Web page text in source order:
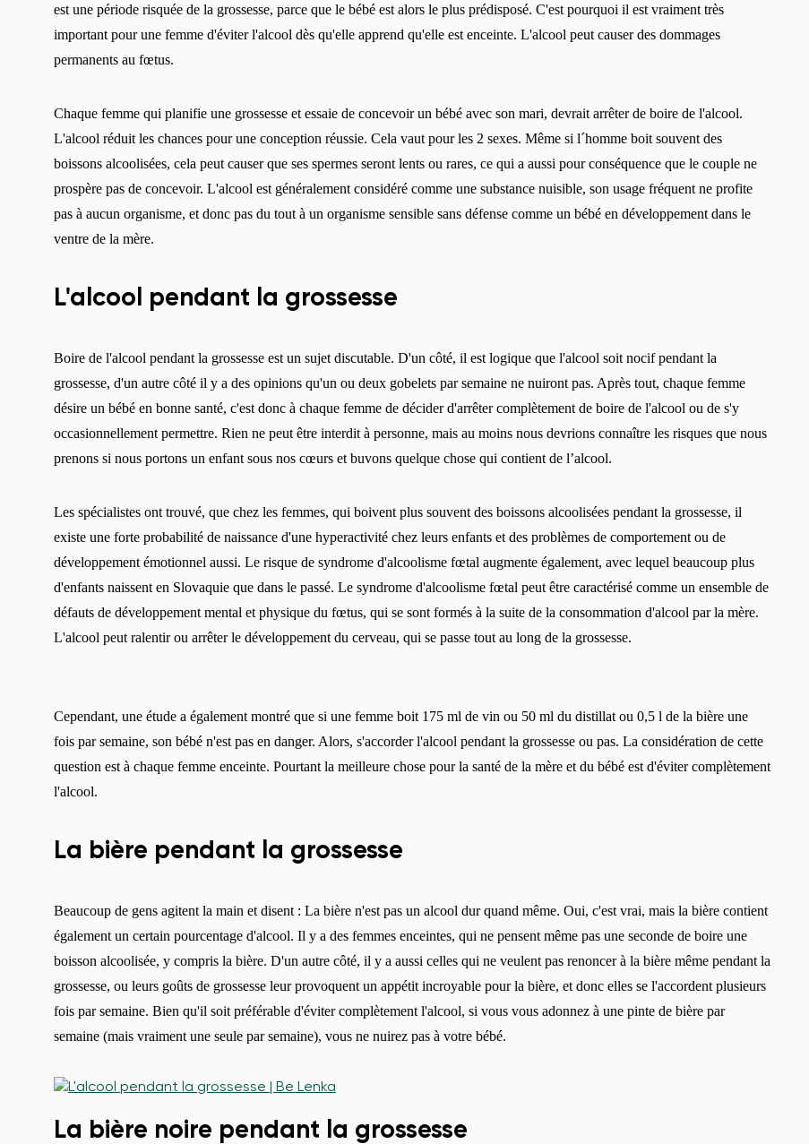
Changer de région
Choisissez le pays de livraison
est une période risquée de la grossesse, parce que le bébé est alors le plus prédisposé. C'est pourquoi il est vraiment très
important pour une femme d'éviter l'alcool dès qu'elle apprend qu'elle est enceinte. L'alcool peut causer des dommages
permanents au fœtus.
Chaque femme qui planifie une grossesse et essaie de concevoir un bébé avec son mari, devrait arrêter de boire de l'alcool.
L'alcool réduit les chances pour une conception réussie. Cela vaut pour les 2 sexes. Même si l´homme boit souvent des
boissons alcoolisées, cela peut causer que ses spermes seront lents ou rares, ce qui a aussi pour conséquence que le couple ne
prospère pas de concevoir. L'alcool est généralement considéré comme une substance nuisible, son usage fréquent ne profite
pas à aucun organisme, et donc pas du tout à un organisme sensible sans défense comme un bébé en développement dans le
ventre de la mère.
L'alcool pendant la grossesse
Boire de l'alcool pendant la grossesse est un sujet discutable. D'un côté, il est logique que l'alcool soit nocif pendant la
grossesse, d'un autre côté il y a des opinions qu'un ou deux gobelets par semaine ne nuiront pas. Après tout, chaque femme
désire un bébé en bonne santé, c'est donc à chaque femme de décider d'arrêter complètement de boire de l'alcool ou de s'y
occasionnellement permettre. Rien ne peut être interdit à personne, mais au moins nous devrions connaître les risques que nous
prenons si nous portons un enfant sous nos cœurs et buvons quelque chose qui contient de l’alcool.
Les spécialistes ont trouvé, que chez les femmes, qui boivent plus souvent des boissons alcoolisées pendant la grossesse, il
existe une forte probabilité de naissance d'une hyperactivité chez leurs enfants et des problèmes de comportement ou de
développement émotionnel aussi. Le risque de syndrome d'alcoolisme fœtal augmente également, avec lequel beaucoup plus
d'enfants naissent en Slovaquie que dans le passé. Le syndrome d'alcoolisme fœtal peut être caractérisé comme un ensemble de
défauts de développement mental et physique du fœtus, qui se sont formés à la suite de la consommation d'alcool par la mère.
L'alcool peut ralentir ou arrêter le développement du cerveau, qui se passe tout au long de la grossesse.
Cependant, une étude a également montré que si une femme boit 175 ml de vin ou 50 ml du distillat ou 0,5 l de la bière une
fois par semaine, son bébé n'est pas en danger. Alors, s'accorder l'alcool pendant la grossesse ou pas. La considération de cette
question est à chaque femme enceinte. Pourtant la meilleure chose pour la santé de la mère et du bébé est d'éviter complètement
l'alcool.
La bière pendant la grossesse
Beaucoup de gens agitent la main et disent : La bière n'est pas un alcool dur quand même. Oui, c'est vrai, mais la bière contient
également un certain pourcentage d'alcool. Il y a des femmes enceintes, qui ne pensent même pas une seconde de boire une
boisson alcoolisée, y compris la bière. D'un autre côté, il y a aussi celles qui ne veulent pas renoncer à la bière même pendant la
grossesse, ou leurs goûts de grossesse leur provoquent un appétit incroyable pour la bière, et donc elles se l'accordent plusieurs
fois par semaine. Bien qu'il soit préférable d'éviter complètement l'alcool, si vous vous adonnez à une pinte de bière par
semaine (mais vraiment une seule par semaine), vous ne nuirez pas à votre bébé.
La bière noire pendant la grossesse